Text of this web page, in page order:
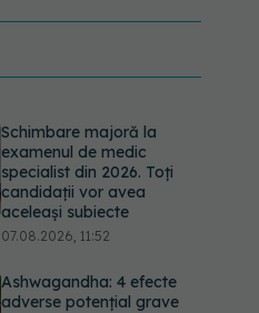
Schimbare majoră la
examenul de medic
specialist din 2026. Toți
candidații vor avea
aceleași subiecte
07.08.2026, 11:52
Ashwagandha: 4 efecte
adverse potențial grave